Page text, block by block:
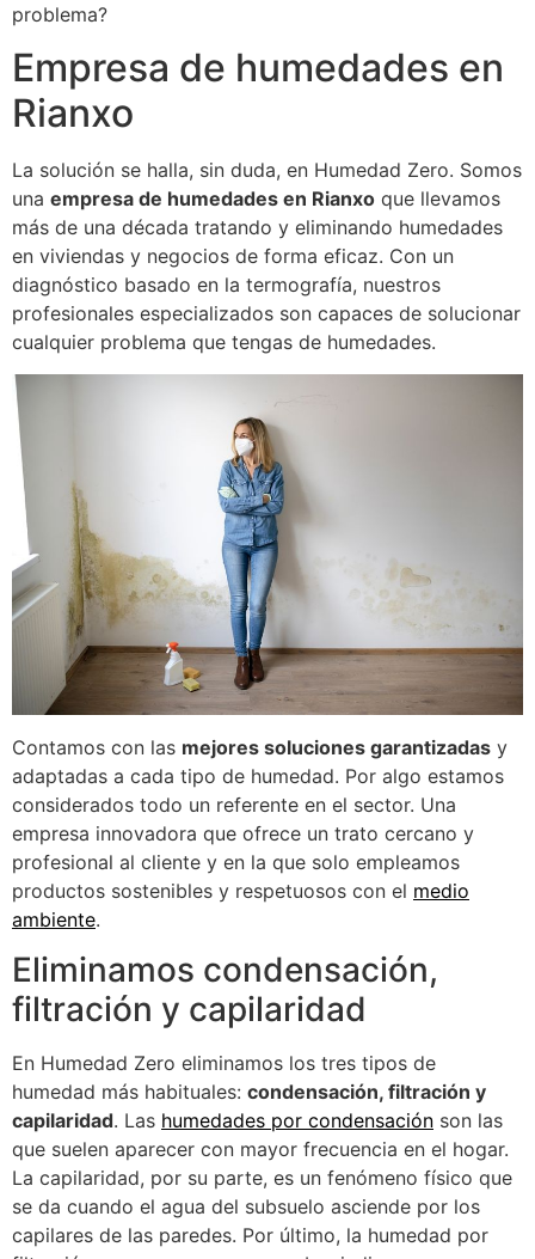
problema?
Empresa de humedades en
Rianxo
La solución se halla, sin duda, en Humedad Zero. Somos
una empresa de humedades en Rianxo que llevamos
más de una década tratando y eliminando humedades
en viviendas y negocios de forma eficaz. Con un
diagnóstico basado en la termografía, nuestros
profesionales especializados son capaces de solucionar
cualquier problema que tengas de humedades.
Contamos con las mejores soluciones garantizadas y
adaptadas a cada tipo de humedad. Por algo estamos
considerados todo un referente en el sector. Una
empresa innovadora que ofrece un trato cercano y
profesional al cliente y en la que solo empleamos
productos sostenibles y respetuosos con el medio
ambiente.
Eliminamos condensación,
filtración y capilaridad
En Humedad Zero eliminamos los tres tipos de
humedad más habituales: condensación, filtración y
capilaridad. Las humedades por condensación son las
que suelen aparecer con mayor frecuencia en el hogar.
La capilaridad, por su parte, es un fenómeno físico que
se da cuando el agua del subsuelo asciende por los
capilares de las paredes. Por último, la humedad por